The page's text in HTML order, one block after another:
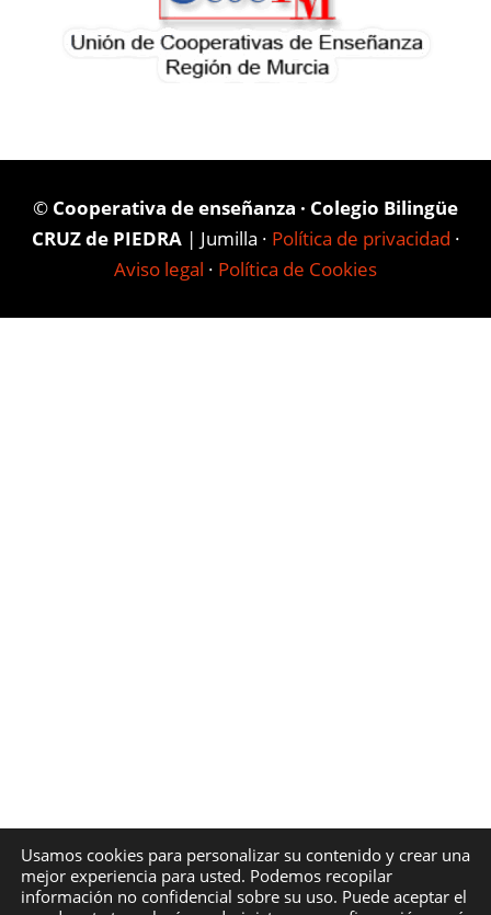
© Cooperativa de enseñanza · Colegio Bilingüe
CRUZ de PIEDRA| Jumilla · Política de privacidad ·
Aviso legal · Política de Cookies
Usamos cookies para personalizar su contenido y crear una
mejor experiencia para usted. Podemos recopilar
información no confidencial sobre su uso. Puede aceptar el